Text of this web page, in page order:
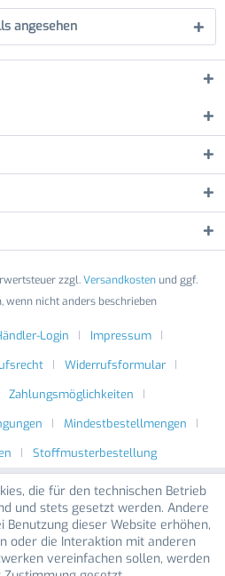
angesehen
zzgl.Versandkostenund ggf.
wenn nicht anders beschrieben
Login
Impressum
Widerrufsformular
Zahlungsmöglichkeiten
Mindestbestellmengen
Stoffmusterbestellung
die für den technischen Betrieb
und stets gesetzt werden. Andere
Benutzung dieser Website erhöhen,
oder die Interaktion mit anderen
vereinfachen sollen, werden